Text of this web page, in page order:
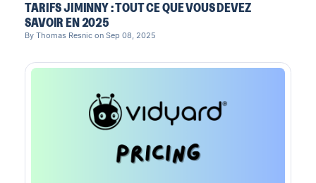
TARIFS JIMINNY : TOUT CE QUE VOUS DEVEZ
SAVOIR EN 2025
By Thomas Resnic on Sep 08, 2025